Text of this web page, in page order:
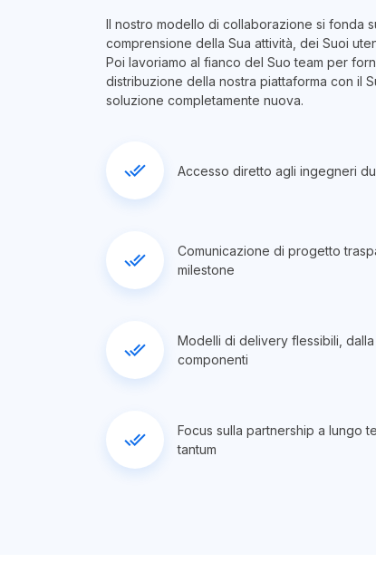
Il nostro modello di collaborazione si fonda
comprensione della Sua attività, dei Suoi
Poi lavoriamo al fianco del Suo team per
distribuzione della nostra piattaforma con il
soluzione completamente nuova.
done_all Accesso diretto agli ingegneri
done_all
Comunicazione di progetto
milestone
done_all
Modelli di delivery flessibili,
componenti
done_all
Focus sulla partnership a lungo
tantum